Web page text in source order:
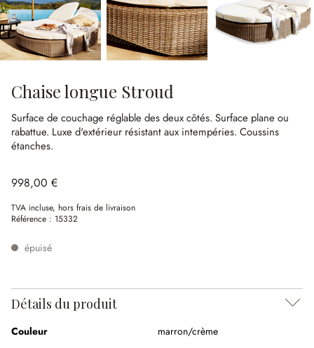
Chaise longue Stroud
Surface de couchage réglable des deux côtés. Surface plane ou
rabattue. Luxe d'extérieur résistant aux intempéries. Coussins
étanches.
998,00 €
TVA incluse, hors frais de livraison
Référence : 15332
épuisé
Détails du produit
Couleur
marron/crème